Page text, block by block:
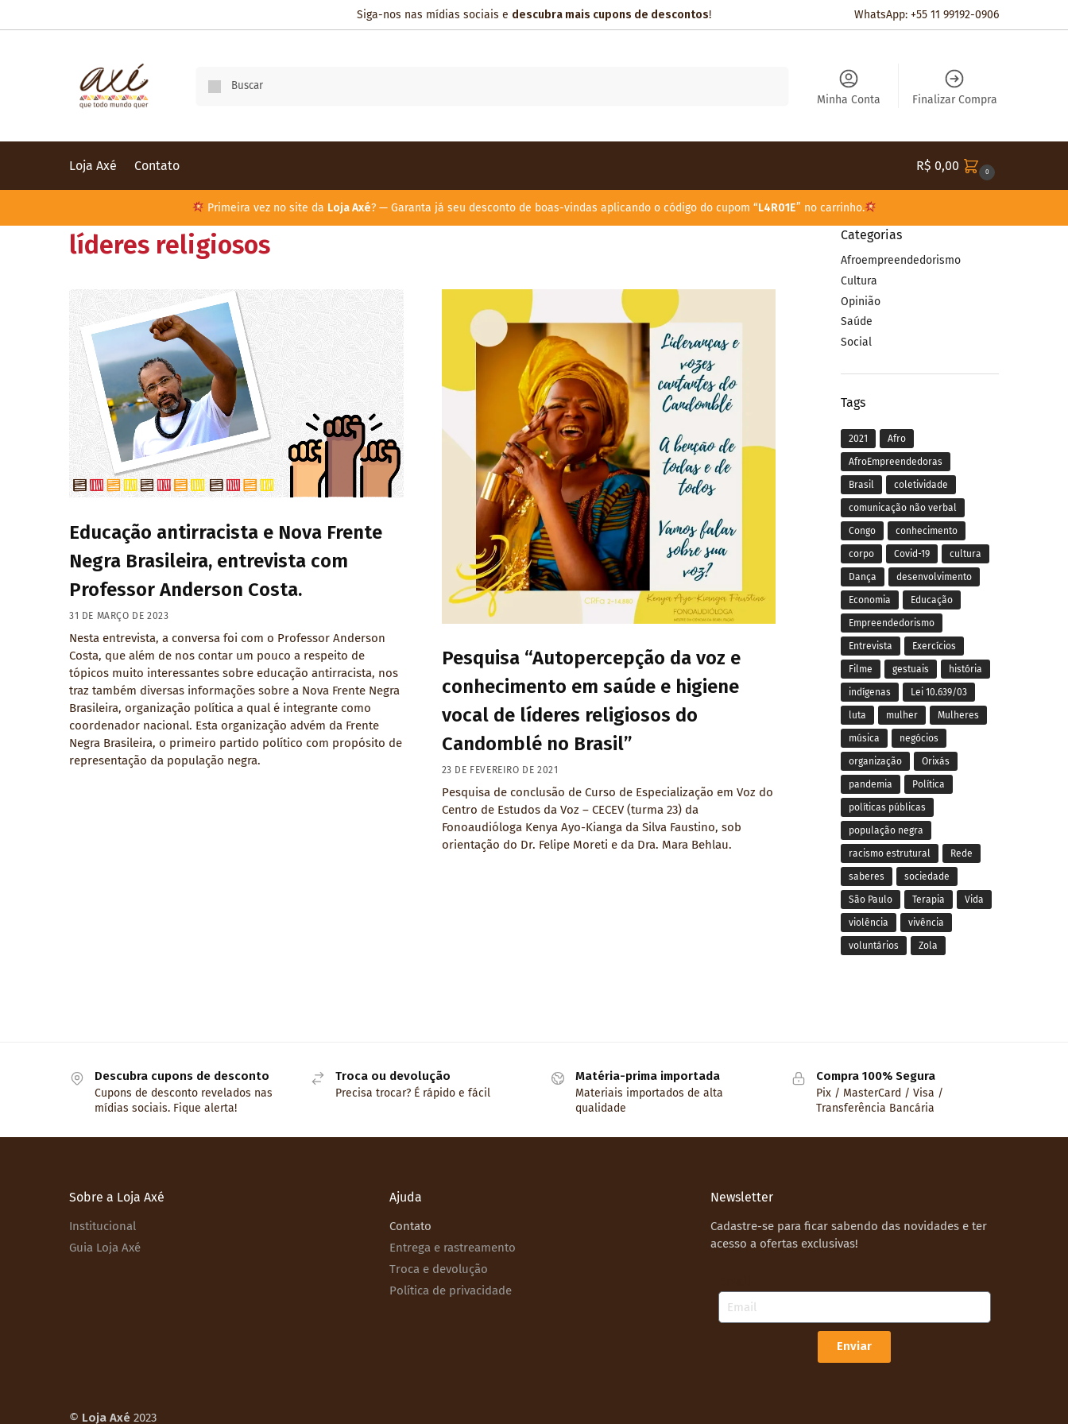
Siga-nos nas mídias sociais e descubra mais cupons de descontos! WhatsApp: +55 11 99192-0906
Minha Conta Finalizar Compra
Loja Axé Contato R$ 0,00 0
Primeira vez no site da Loja Axé? — Garanta já seu desconto de boas-vindas aplicando o código do cupom “L4R01E” no carrinho.
líderes religiosos
Educação antirracista e Nova Frente
Negra Brasileira, entrevista com
Professor Anderson Costa.
31 DE MARÇO DE 2023
Nesta entrevista, a conversa foi com o Professor Anderson
Costa, que além de nos contar um pouco a respeito de
tópicos muito interessantes sobre educação antirracista, nos
traz também diversas informações sobre a Nova Frente Negra
Brasileira, organização política a qual é integrante como
coordenador nacional. Esta organização advém da Frente
Negra Brasileira, o primeiro partido político com propósito de
representação da população negra.
Pesquisa “Autopercepção da voz e
conhecimento em saúde e higiene
vocal de líderes religiosos do
Candomblé no Brasil”
23 DE FEVEREIRO DE 2021
Pesquisa de conclusão de Curso de Especialização em Voz do
Centro de Estudos da Voz – CECEV (turma 23) da
Fonoaudióloga Kenya Ayo-Kianga da Silva Faustino, sob
orientação do Dr. Felipe Moreti e da Dra. Mara Behlau.
Categorias
Afroempreendedorismo
Cultura
Opinião
Saúde
Social
Tags
2021 Afro
AfroEmpreendedoras
Brasil coletividade
comunicação não verbal
Congo conhecimento
corpo Covid-19 cultura
Dança desenvolvimento
Economia Educação
Empreendedorismo
Entrevista Exercícios
Filme gestuais história
indígenas Lei 10.639/03
luta mulher Mulheres
música negócios
organização Orixás
pandemia Política
políticas públicas
população negra
racismo estrutural Rede
saberes sociedade
São Paulo Terapia Vida
violência vivência
voluntários Zola
Descubra cupons de desconto
Cupons de desconto revelados nas
mídias sociais. Fique alerta!
Troca ou devolução
Precisa trocar? É rápido e fácil
Matéria-prima importada
Materiais importados de alta
qualidade
Compra 100% Segura
Pix / MasterCard / Visa /
Transferência Bancária
Sobre a Loja Axé
Institucional
Guia Loja Axé
Ajuda
Contato
Entrega e rastreamento
Troca e devolução
Política de privacidade
Newsletter
Cadastre-se para ficar sabendo das novidades e ter
acesso a ofertas exclusivas!
Enviar
© Loja Axé 2023